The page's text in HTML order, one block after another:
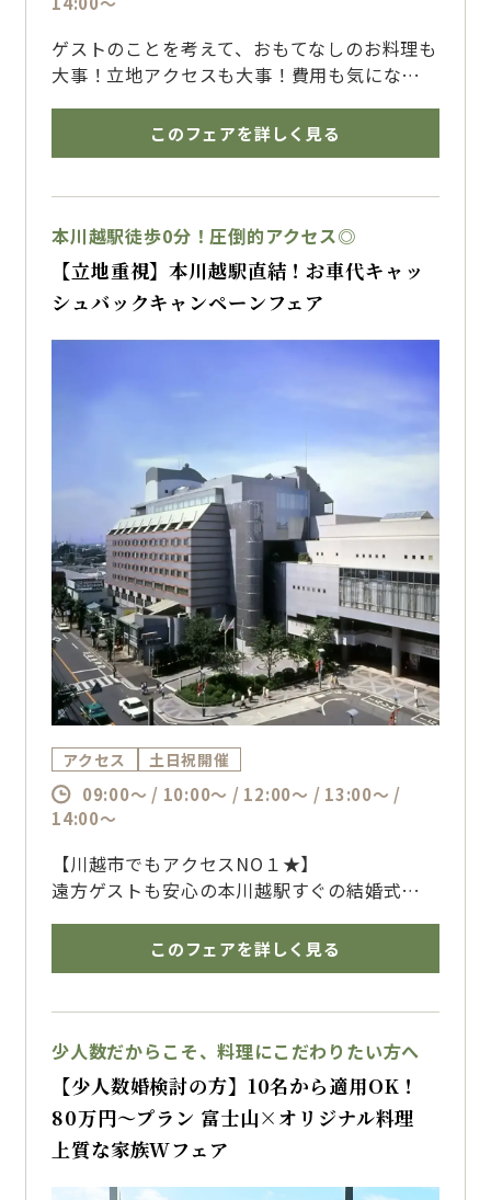
・チャペル挙式料最大100％OFF
・新郎新婦様の結婚式当日or前日の宿泊プレゼ
ント
・前撮り特典 など
ゲストのことを考えて、おもてなしのお料理も
大事！立地アクセスも大事！費用も気にな
でも、やっぱり『ドレスも妥協したくない！』
そんなプレ花嫁様必見！
好きなドレスをご試着できちゃう！
花嫁様のご要望に合わせてスタイリストがドレ
スラインのご案内を行います。
【来館特典】
JCBギフト券1万円プレゼント
最大130万円特典
・チャペル挙式料最大100％OFF
・新郎新婦様の結婚式当日or前日の宿泊プレゼ
ント
・前撮り特典 など
このフェアを詳しく見る
本川越駅徒歩0分！圧倒的アクセス◎
【立地重視】本川越駅直結！お車代キャッ
シュバックキャンペーンフェア
アクセス 土日祝開催
09:00～ / 10:00～ / 12:00～ / 13:00～ /
14:00～
【川越市でもアクセスNO１★】
遠方ゲストも安心の本川越駅すぐの結婚式場
の？そんな不安にも丁寧にお答え！
今ならお車代５万円キャッシュバックで県外ゲ
さらにホテル直結で安心のおもてなしを
【来館特典】
JCBギフト券1万円プレゼント
季節に合わせた川越プリンス限定ミニブーケプ
このフェアを詳しく見る
少人数だからこそ、料理にこだわりたい方へ
【少人数婚検討の方】10名から適用OK！
80万円～プラン 富士山×オリジナル料理
上質な家族Wフェア